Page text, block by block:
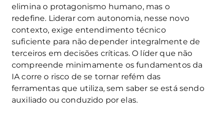
elimina o protagonismo humano, mas o
redefine. Liderar com autonomia, nesse novo
contexto, exige entendimento técnico
suficiente para não depender integralmente de
terceiros em decisões críticas. O líder que não
compreende minimamente os fundamentos da
IA corre o risco de se tornar refém das
ferramentas que utiliza, sem saber se está sendo
auxiliado ou conduzido por elas.